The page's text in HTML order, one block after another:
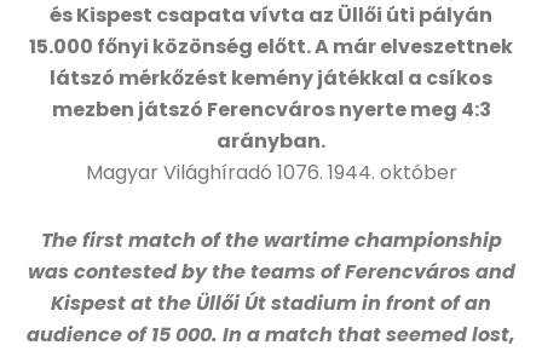
és Kispest csapata vívta az Üllői úti pályán
15.000 főnyi közönség előtt. A már elveszettnek
látszó mérkőzést kemény játékkal a csíkos
mezben játszó Ferencváros nyerte meg 4:3
arányban.
Magyar Világhíradó 1076. 1944. október
The first match of the wartime championship
was contested by the teams of Ferencváros and
Kispest at the Üllői Út stadium in front of an
audience of 15 000. In a match that seemed lost,